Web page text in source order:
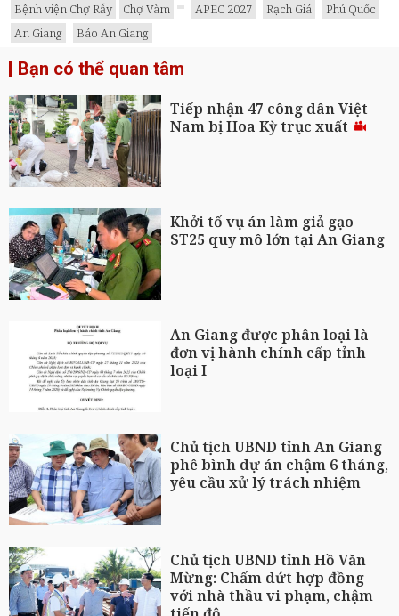
Bệnh viện Chợ Rẫy
Chợ Vàm APEC 2027 Rạch Giá
Phú Quốc
An Giang
Báo An Giang
Bạn có thể quan tâm
Tiếp nhận 47 công dân Việt
Nam bị Hoa Kỳ trục xuất
Khởi tố vụ án làm giả gạo
ST25 quy mô lớn tại An Giang
An Giang được phân loại là
đơn vị hành chính cấp tỉnh
loại I
Chủ tịch UBND tỉnh An Giang
phê bình dự án chậm 6 tháng,
yêu cầu xử lý trách nhiệm
Chủ tịch UBND tỉnh Hồ Văn
Mừng: Chấm dứt hợp đồng
với nhà thầu vi phạm, chậm